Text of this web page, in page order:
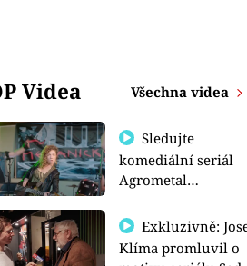
Videa Všechna videa
Sledujte
komediální seriál
Agrometal
prima+
Exkluzivně: Josef
Klíma promluvil o